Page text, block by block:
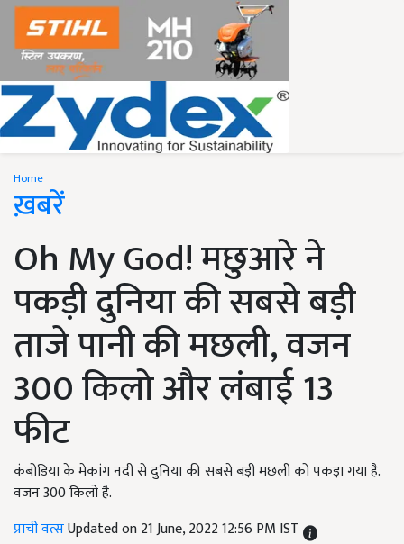
Home
ख़बरें
Oh My God! मछुआरे ने
पकड़ी दुनिया की सबसे बड़ी
ताजे पानी की मछली, वजन
300 किलो और लंबाई 13
फीट
कंबोडिया के मेकांग नदी से दुनिया की सबसे बड़ी मछली को पकड़ा गया है.
वजन 300 किलो है.
प्राची वत्सUpdated on 21 June, 2022 12:56 PM IST